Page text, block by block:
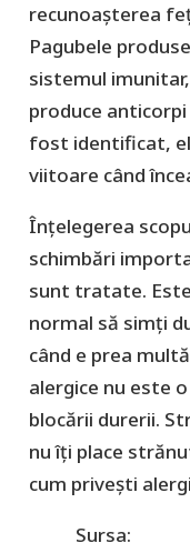
recunoașterea
Pagubele
sistemul
produce
fost identificat,
viitoare când
Înțelegerea
schimbări
sunt tratate.
normal să simți
când e prea
alergice nu este
blocării durerii.
nu îți place
cum privești
Sursa: